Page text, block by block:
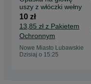
uszy z włóczki wełny
10 zł
13,85 zł z Pakietem
Ochronnym
Nowe Miasto Lubawskie
Dzisiaj o 15:25